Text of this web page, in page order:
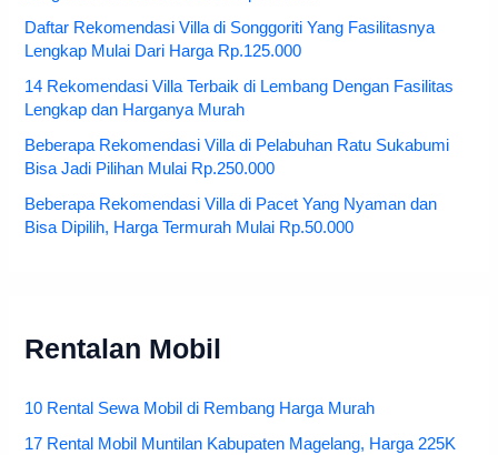
Daftar Rekomendasi Villa di Songgoriti Yang Fasilitasnya
Lengkap Mulai Dari Harga Rp.125.000
14 Rekomendasi Villa Terbaik di Lembang Dengan Fasilitas
Lengkap dan Harganya Murah
Beberapa Rekomendasi Villa di Pelabuhan Ratu Sukabumi
Bisa Jadi Pilihan Mulai Rp.250.000
Beberapa Rekomendasi Villa di Pacet Yang Nyaman dan
Bisa Dipilih, Harga Termurah Mulai Rp.50.000
Rentalan Mobil
10 Rental Sewa Mobil di Rembang Harga Murah
17 Rental Mobil Muntilan Kabupaten Magelang, Harga 225K